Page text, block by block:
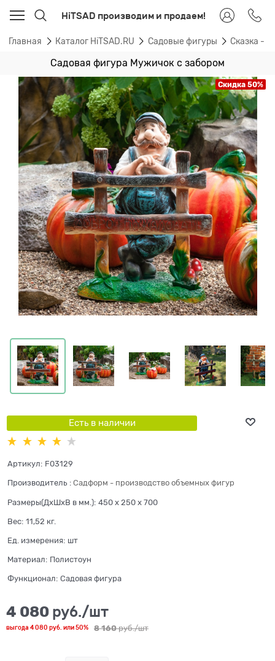
HiTSAD производим и продаем!
Главная Каталог HiTSAD.RU Садовые фигуры Сказка -
Садовая фигура Мужичок с забором
Скидка 50%
Есть в наличии
Артикул: F03129
Производитель : Садформ - производство объемных фигур
Размеры(ДхШхВ в мм.): 450 x 250 x 700
Вес: 11,52 кг.
Ед. измерения: шт
Материал: Полистоун
Функционал: Садовая фигура
8 160 руб./шт
4 080 руб./шт
выгода 4 080 руб. или50%